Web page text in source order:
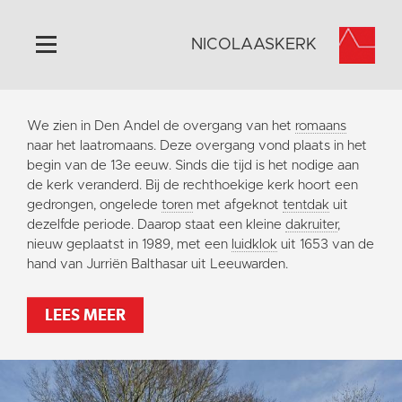
Home
Algemeen
Historie
Omgeving
Activiteiten
Steun ons
Contact
Vaktaal
NICOLAASKERK
We zien in Den Andel de overgang van het romaans
naar het laatromaans. Deze overgang vond plaats in het
begin van de 13e eeuw. Sinds die tijd is het nodige aan
de kerk veranderd. Bij de rechthoekige kerk hoort een
gedrongen, ongelede toren met afgeknot tentdak uit
dezelfde periode. Daarop staat een kleine dakruiter,
nieuw geplaatst in 1989, met een luidklok uit 1653 van de
hand van Jurriën Balthasar uit Leeuwarden.
LEES MEER